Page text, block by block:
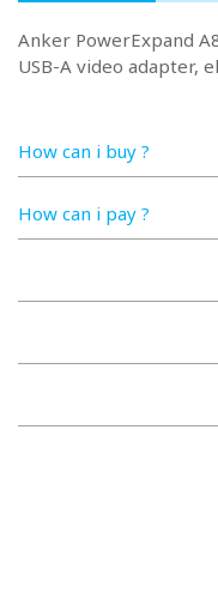
How can i buy ?
How can i pay ?
Anker PowerExpand
USB-A video adapter,